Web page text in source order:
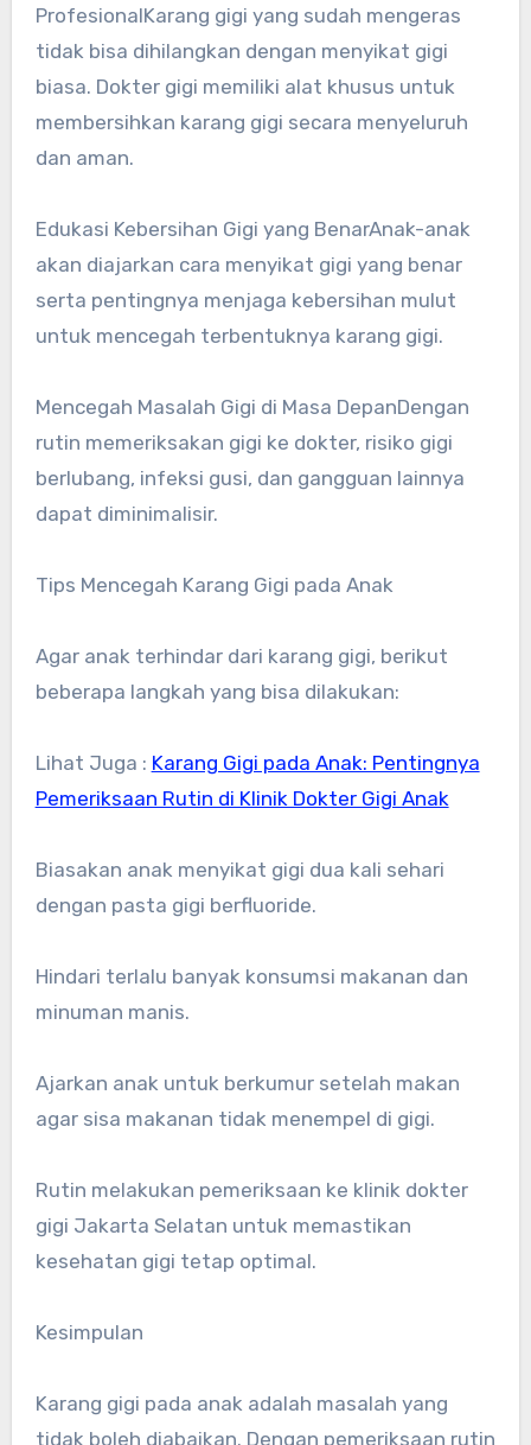
ProfesionalKarang gigi yang sudah mengeras
tidak bisa dihilangkan dengan menyikat gigi
biasa. Dokter gigi memiliki alat khusus untuk
membersihkan karang gigi secara menyeluruh
dan aman.
Edukasi Kebersihan Gigi yang BenarAnak-anak
akan diajarkan cara menyikat gigi yang benar
serta pentingnya menjaga kebersihan mulut
untuk mencegah terbentuknya karang gigi.
Mencegah Masalah Gigi di Masa DepanDengan
rutin memeriksakan gigi ke dokter, risiko gigi
berlubang, infeksi gusi, dan gangguan lainnya
dapat diminimalisir.
Tips Mencegah Karang Gigi pada Anak
Agar anak terhindar dari karang gigi, berikut
beberapa langkah yang bisa dilakukan:
Lihat Juga : Karang Gigi pada Anak: Pentingnya
Pemeriksaan Rutin di Klinik Dokter Gigi Anak
Biasakan anak menyikat gigi dua kali sehari
dengan pasta gigi berfluoride.
Hindari terlalu banyak konsumsi makanan dan
minuman manis.
Ajarkan anak untuk berkumur setelah makan
agar sisa makanan tidak menempel di gigi.
Rutin melakukan pemeriksaan ke klinik dokter
gigi Jakarta Selatan untuk memastikan
kesehatan gigi tetap optimal.
Kesimpulan
Karang gigi pada anak adalah masalah yang
tidak boleh diabaikan. Dengan pemeriksaan rutin